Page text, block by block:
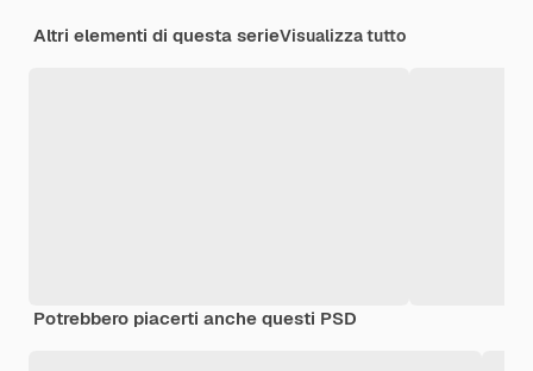
Altri elementi di questa serieVisualizza tutto
Potrebbero piacerti anche questi PSD